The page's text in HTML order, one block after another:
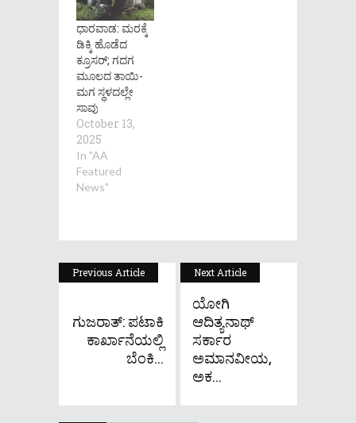
ಧಾರವಾಡ: ಮರಕ್ಕೆ
ಡಿಕ್ಕಿ ಹೊಡೆದ
ಕ್ರೂಸರ್; ಗದಗ
ಮೂಲದ ತಾಯಿ-
ಮಗ ಸ್ಥಳದಲ್ಲೇ
ಸಾವು
October 13,
2025
In "AA
Featured
News"
Previous Article
ಗುಜರಾತ್: ಪಟಾಕಿ
ಕಾರ್ಖಾನೆಯಲ್ಲಿ
ಬೆಂಕಿ...
Next Article
ಯೋಗಿ
ಆದಿತ್ಯನಾಥ್
ಸರ್ಕಾರ
ಅಮಾನವೀಯ,
ಅಕ...